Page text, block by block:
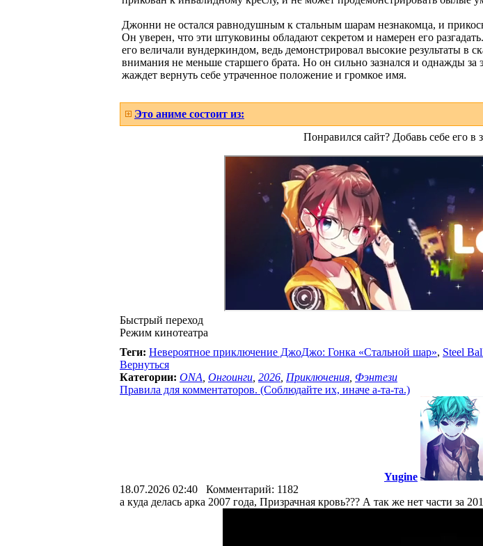
Джонни не остался равнодушным к стальным шарам незнакомца, и
Он уверен, что эти штуковины обладают секретом и намерен его
его величали вундеркиндом, ведь демонстрировал высокие результаты в
внимания не меньше старшего брата. Но он сильно зазнался и однажды
жаждет вернуть себе утраченное положение и громкое имя.
Это аниме состоит из:
Понравился сайт? Добавь себе его в
Быстрый переход
Режим кинотеатра
Теги: Невероятное приключение ДжоДжо: Гонка «Стальной шар», Steel
Вернуться
Категории: ONA Онгоинги 2026 Приключения Фэнтези
Правила для комментаторов. (Соблюдайте их, иначе а-та-та.)
Yugine
18.07.2026 02:40 Комментарий: 1182
а куда делась арка 2007 года, Призрачная кровь??? А так же нет части за